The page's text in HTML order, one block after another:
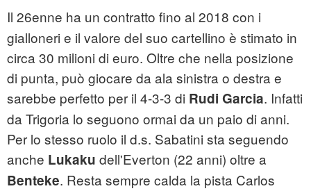
Il 26enne ha un contratto fino al 2018 con i
gialloneri e il valore del suo cartellino è stimato in
circa 30 milioni di euro. Oltre che nella posizione
di punta, può giocare da ala sinistra o destra e
sarebbe perfetto per il 4-3-3 di Rudi Garcia. Infatti
da Trigoria lo seguono ormai da un paio di anni.
Per lo stesso ruolo il d.s. Sabatini sta seguendo
anche Lukaku dell'Everton (22 anni) oltre a
Benteke. Resta sempre calda la pista Carlos